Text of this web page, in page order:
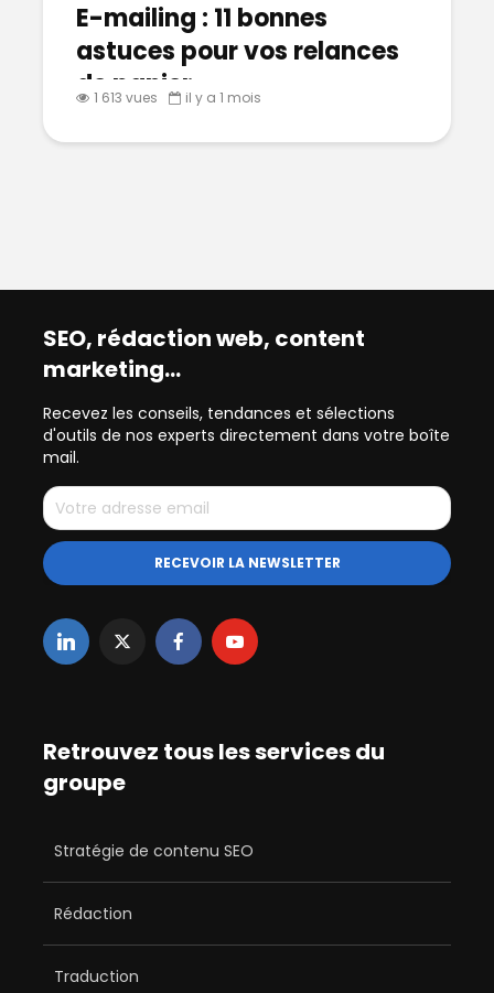
E-mailing : 11 bonnes
astuces pour vos relances
de panier
1 613 vues il y a 1 mois
SEO, rédaction web, content
marketing…
Recevez les conseils, tendances et sélections
d'outils de nos experts directement dans votre boîte
mail.
Retrouvez tous les services du
groupe
Stratégie de contenu SEO
Rédaction
Traduction